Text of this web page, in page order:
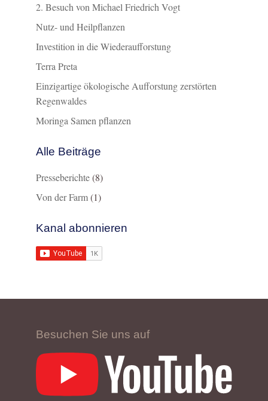
2. Besuch von Michael Friedrich Vogt
Nutz- und Heilpflanzen
Investition in die Wiederaufforstung
Terra Preta
Einzigartige ökologische Aufforstung zerstörten
Regenwaldes
Moringa Samen pflanzen
Alle Beiträge
Presseberichte(8)
Von der Farm(1)
Kanal abonnieren
Besuchen Sie uns auf